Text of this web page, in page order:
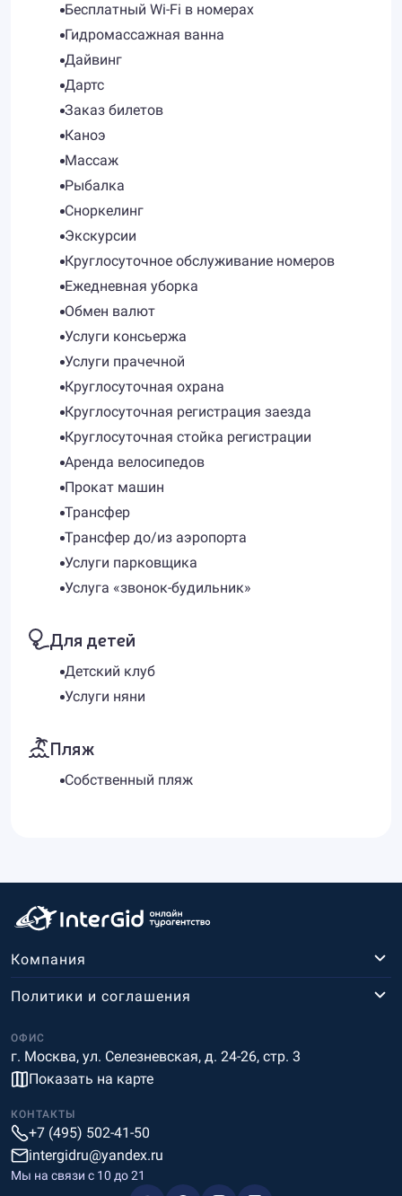
Бесплатный Wi-Fi в номерах
Гидромассажная ванна
Дайвинг
Дартс
Заказ билетов
Каноэ
Массаж
Рыбалка
Сноркелинг
Экскурсии
Круглосуточное обслуживание номеров
Ежедневная уборка
Обмен валют
Услуги консьержа
Услуги прачечной
Круглосуточная охрана
Круглосуточная регистрация заезда
Круглосуточная стойка регистрации
Аренда велосипедов
Прокат машин
Трансфер
Трансфер до/из аэропорта
Услуги парковщика
Услуга «звонок-будильник»
Для детей
Детский клуб
Услуги няни
Пляж
Собственный пляж
Компания
ОФИС
г. Москва, ул. Селезневская, д. 24-26, стр. 3
Показать на карте
Политики и соглашения
КОНТАКТЫ
+7 (495) 502-41-50
intergidru@yandex.ru
Мы на связи c 10 до 21